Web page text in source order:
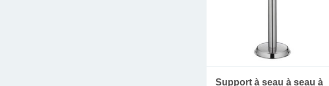
Support à seau à seau à